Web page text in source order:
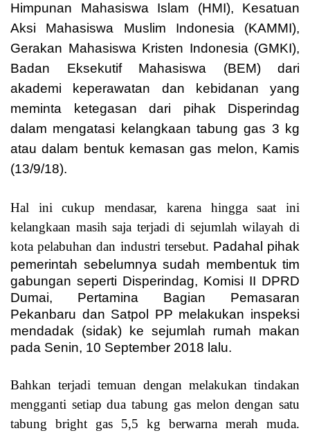
Himpunan Mahasiswa Islam (HMI), Kesatuan
Aksi Mahasiswa Muslim Indonesia (KAMMI),
Gerakan Mahasiswa Kristen Indonesia (GMKI),
Badan Eksekutif Mahasiswa (BEM) dari
akademi keperawatan dan kebidanan yang
meminta ketegasan dari pihak Disperindag
dalam mengatasi kelangkaan tabung gas 3 kg
atau dalam bentuk kemasan gas melon, Kamis
(13/9/18).
Hal ini cukup mendasar, karena hingga saat ini
kelangkaan masih saja terjadi di sejumlah wilayah di
kota pelabuhan dan industri tersebut. Padahal pihak
pemerintah sebelumnya sudah membentuk tim
gabungan seperti Disperindag, Komisi II DPRD
Dumai, Pertamina Bagian Pemasaran
Pekanbaru dan Satpol PP melakukan inspeksi
mendadak (sidak) ke sejumlah rumah makan
pada Senin, 10 September 2018 lalu.
Bahkan terjadi temuan dengan melakukan tindakan
mengganti setiap dua tabung gas melon dengan satu
tabung bright gas 5,5 kg berwarna merah muda.